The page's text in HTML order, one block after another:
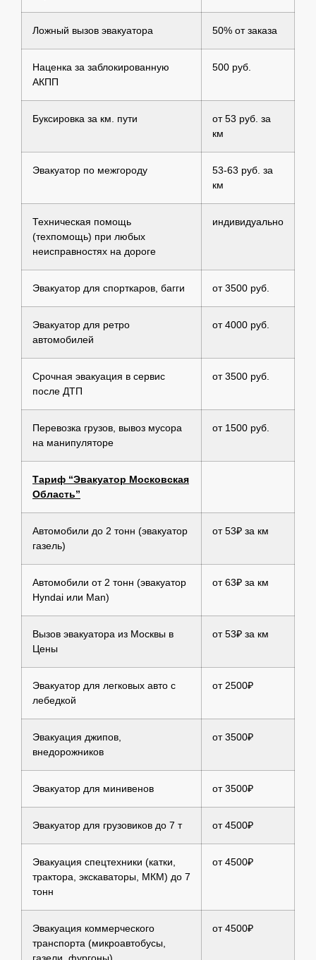
Ложный вызов эвакуатора 50% от заказа
Наценка за заблокированную
АКПП
500 руб.
Буксировка за км. пути
от 53 руб. за
км
Эвакуатор по межгороду
53-63 руб. за
км
Техническая помощь
(техпомощь) при любых
неисправностях на дороге
индивидуально
Эвакуатор для спорткаров, багги от 3500 руб.
Эвакуатор для ретро
автомобилей
от 4000 руб.
Срочная эвакуация в сервис
после ДТП
от 3500 руб.
Перевозка грузов, вывоз мусора
на манипуляторе
от 1500 руб.
Тариф “Эвакуатор Московская
Область”
Автомобили до 2 тонн (эвакуатор
газель)
от 53₽ за км
Автомобили от 2 тонн (эвакуатор
Hyndai или Man)
от 63₽ за км
Вызов эвакуатора из Москвы в
Цены
от 53₽ за км
Эвакуатор для легковых авто с
лебедкой
от 2500₽
Эвакуация джипов,
внедорожников
от 3500₽
Эвакуатор для минивенов от 3500₽
Эвакуатор для грузовиков до 7 т от 4500₽
Эвакуация спецтехники (катки,
трактора, экскаваторы, МКМ) до 7
тонн
от 4500₽
Эвакуация коммерческого
транспорта (микроавтобусы,
газели, фургоны)
от 4500₽